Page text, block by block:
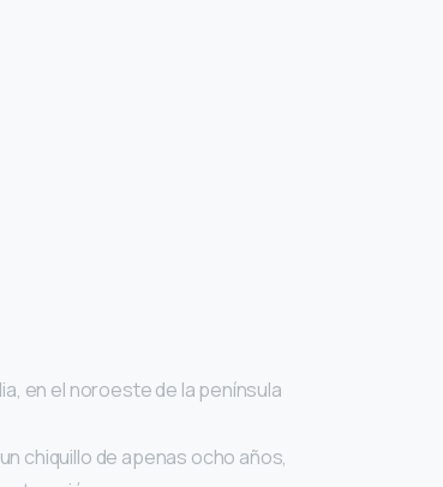
en el noroeste de la península
chiquillo de apenas ocho años,